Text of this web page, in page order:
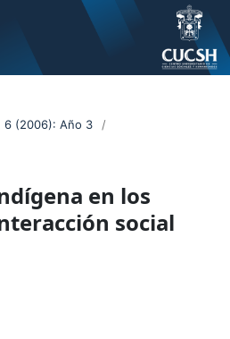
6 (2006): Año 3
/
en los
social